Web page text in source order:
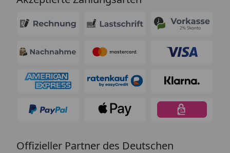
Offizieller Partner des Deutschen